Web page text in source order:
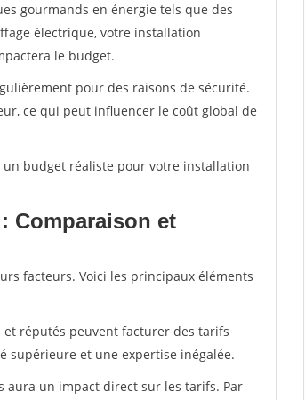
gourmands en énergie tels que des
électrique, votre installation
le budget.
pour des raisons de sécurité.
ce qui peut influencer le coût global de
budget réaliste pour votre installation
Comparaison et
facteurs. Voici les principaux éléments
réputés peuvent facturer des tarifs
supérieure et une expertise inégalée.
aura un impact direct sur les tarifs. Par